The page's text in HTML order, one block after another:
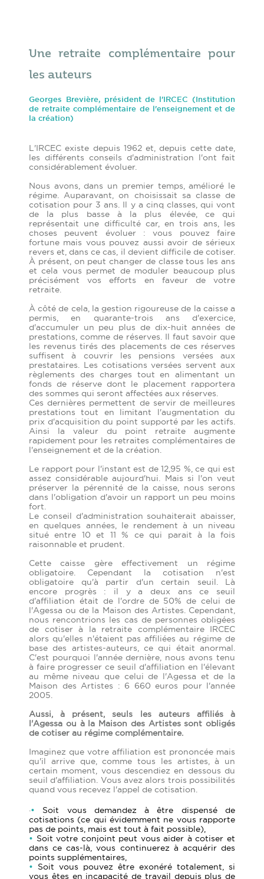
Une retraite complémentaire pour
les auteurs
Georges Brevière, président de l'IRCEC (Institution
de retraite complémentaire de l'enseignement et de
la création)
L'IRCEC existe depuis 1962 et, depuis cette date,
les différents conseils d'administration l'ont fait
considérablement évoluer.
Nous avons, dans un premier temps, amélioré le
régime. Auparavant, on choisissait sa classe de
cotisation pour 3 ans. Il y a cinq classes, qui vont
de la plus basse à la plus élevée, ce qui
représentait une difficulté car, en trois ans, les
choses peuvent évoluer : vous pouvez faire
fortune mais vous pouvez aussi avoir de sérieux
revers et, dans ce cas, il devient difficile de cotiser.
À présent, on peut changer de classe tous les ans
et cela vous permet de moduler beaucoup plus
précisément vos efforts en faveur de votre
retraite.
À côté de cela, la gestion rigoureuse de la caisse a
permis, en quarante-trois ans d'exercice,
d'accumuler un peu plus de dix-huit années de
prestations, comme de réserves. Il faut savoir que
les revenus tirés des placements de ces réserves
suffisent à couvrir les pensions versées aux
prestataires. Les cotisations versées servent aux
règlements des charges tout en alimentant un
fonds de réserve dont le placement rapportera
des sommes qui seront affectées aux réserves.
Ces dernières permettent de servir de meilleures
prestations tout en limitant l'augmentation du
prix d'acquisition du point supporté par les actifs.
Ainsi la valeur du point retraite augmente
rapidement pour les retraites complémentaires de
l'enseignement et de la création.
Le rapport pour l'instant est de 12,95 %, ce qui est
assez considérable aujourd'hui. Mais si l'on veut
préserver la pérennité de la caisse, nous serons
dans l'obligation d'avoir un rapport un peu moins
fort.
Le conseil d'administration souhaiterait abaisser,
en quelques années, le rendement à un niveau
situé entre 10 et 11 % ce qui parait à la fois
raisonnable et prudent.
Cette caisse gère effectivement un régime
obligatoire. Cependant la cotisation n'est
obligatoire qu'à partir d'un certain seuil. Là
encore progrès : il y a deux ans ce seuil
d'affiliation était de l'ordre de 50% de celui de
l'Agessa ou de la Maison des Artistes. Cependant,
nous rencontrions les cas de personnes obligées
de cotiser à la retraite complémentaire IRCEC
alors qu'elles n'étaient pas affiliées au régime de
base des artistes-auteurs, ce qui était anormal.
C'est pourquoi l'année dernière, nous avons tenu
à faire progresser ce seuil d'affiliation en l'élevant
au même niveau que celui de l'Agessa et de la
Maison des Artistes : 6 660 euros pour l'année
2005.
Aussi, à présent, seuls les auteurs affiliés à
l'Agessa ou à la Maison des Artistes sont obligés
de cotiser au régime complémentaire.
Imaginez que votre affiliation est prononcée mais
qu'il arrive que, comme tous les artistes, à un
certain moment, vous descendiez en dessous du
seuil d'affiliation. Vous avez alors trois possibilités
quand vous recevez l'appel de cotisation.
·• Soit vous demandez à être dispensé de
cotisations (ce qui évidemment ne vous rapporte
pas de points, mais est tout à fait possible),
• Soit votre conjoint peut vous aider à cotiser et
dans ce cas-là, vous continuerez à acquérir des
points supplémentaires,
• Soit vous pouvez être exonéré totalement, si
vous êtes en incapacité de travail depuis plus de